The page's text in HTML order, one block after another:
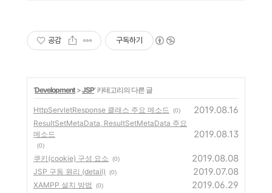
장 특가 혜택
공감 구독하기
'Development>JSP' 카테고리의 다른 글
HttpServletResponse 클래스 주요 메소드 (0) 2019.08.16
ResultSetMetaData, ResultSetMetaData 주요
메소드
(0)
2019.08.13
쿠키(cookie) 구성 요소 (0) 2019.08.08
JSP 구동 원리 (detail) (0) 2019.07.08
XAMPP 설치 방법 (0) 2019.06.29